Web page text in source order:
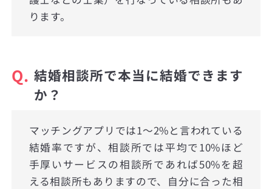
ります。
Q. 結婚相談所で本当に結婚できます
か？
マッチングアプリでは1〜2%と言われている
結婚率ですが、相談所では平均で10%ほど
手厚いサービスの相談所であれば50%を超
える相談所もありますので、自分に合った相